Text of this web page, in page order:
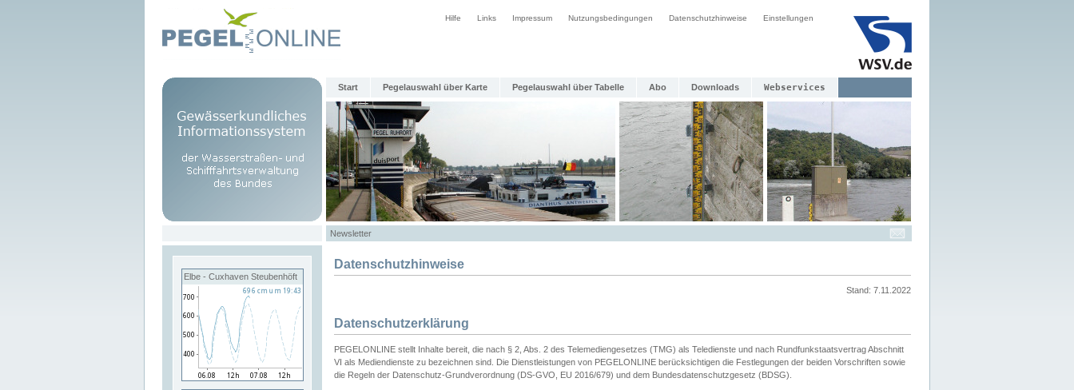
Hilfe Links Impressum Nutzungsbedingungen Datenschutzhinweise Einstellungen
Start Pegelauswahl über Karte Pegelauswahl über Tabelle Abo Downloads Webservices
Newsletter
Elbe - Cuxhaven Steubenhöft
Datenschutzhinweise
Stand: 7.11.2022
Datenschutzerklärung
PEGELONLINE stellt Inhalte bereit, die nach § 2, Abs. 2 des Telemediengesetzes (TMG) als Teledienste und nach Rundfunkstaatsvertrag Abschnitt
VI als Mediendienste zu bezeichnen sind. Die Dienstleistungen von PEGELONLINE berücksichtigen die Festlegungen der beiden Vorschriften sowie
die Regeln der Datenschutz-Grundverordnung (DS-GVO, EU 2016/679) und dem Bundesdatenschutzgesetz (BDSG).